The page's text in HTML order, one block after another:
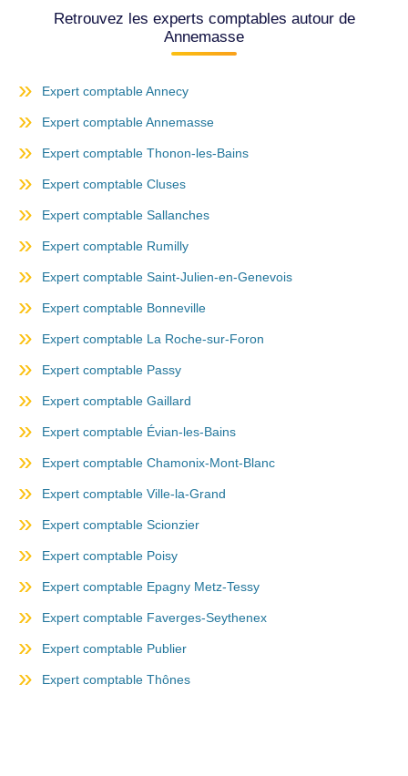
Retrouvez les experts comptables autour de
Annemasse
Expert comptable Annecy
Expert comptable Annemasse
Expert comptable Thonon-les-Bains
Expert comptable Cluses
Expert comptable Sallanches
Expert comptable Rumilly
Expert comptable Saint-Julien-en-Genevois
Expert comptable Bonneville
Expert comptable La Roche-sur-Foron
Expert comptable Passy
Expert comptable Gaillard
Expert comptable Évian-les-Bains
Expert comptable Chamonix-Mont-Blanc
Expert comptable Ville-la-Grand
Expert comptable Scionzier
Expert comptable Poisy
Expert comptable Epagny Metz-Tessy
Expert comptable Faverges-Seythenex
Expert comptable Publier
Expert comptable Thônes